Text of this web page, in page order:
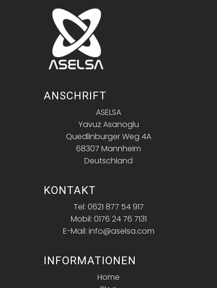
ANSCHRIFT
ASELSA
Yavuz Asanoglu
Quedlinburger Weg 4A
68307 Mannheim
Deutschland
KONTAKT
Tel: 0621 877 54 917
Mobil: 0176 24 76 7131
E-Mail: info@aselsa.com
INFORMATIONEN
Home